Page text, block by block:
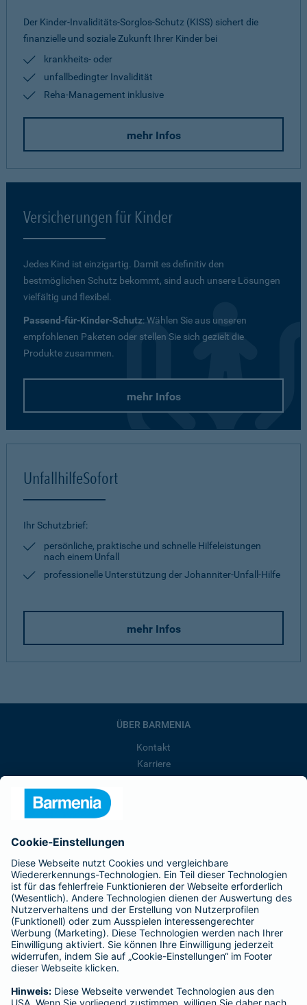
Der Kinder-Invaliditäts-Sorglos-Schutz (KISS) sichert die
finanzielle und soziale Zukunft Ihrer Kinder bei
krankheits- oder
unfallbedingter Invalidität
Reha-Management inklusive
mehr Infos
Versicherungen für Kinder
Jedes Kind ist einzigartig. Damit es definitiv den
bestmöglichen Schutz bekommt, sind auch unsere Lösungen
vielfältig und flexibel.
Passend-für-Kinder-Schutz: Wählen Sie aus unseren
empfohlenen Paketen oder stellen Sie sich gezielt die
Produkte zusammen.
mehr Infos
UnfallhilfeSofort
Ihr Schutzbrief:
persönliche, praktische und schnelle Hilfeleistungen
nach einem Unfall
professionelle Unterstützung der Johanniter-Unfall-Hilfe
mehr Infos
ÜBER BARMENIA
Kontakt
Karriere
Barmenia ist Teil der BarmeniaGothaer
BELIEBTE SEITEN
Kranken-Zusatzversicherung
Tierversicherungen
Haftpflichtversicherung
Hausratversicherung
Adresse ändern